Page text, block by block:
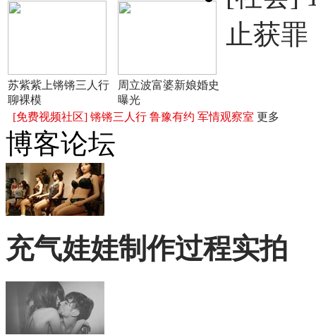
苏紫紫上锵锵三人行
聊裸模
周立波富婆新娘婚史
曝光
止获罪
[免费视频社区] 锵锵三人行 鲁豫有约 军情观察室 更多
博客论坛
充气娃娃制作过程实拍